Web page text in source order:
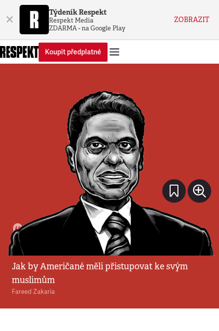
× Týdeník Respekt
Respekt Media
ZDARMA - na Google Play
ZOBRAZIT
Koupit předplatné
Komentář minut
Poučení z Bostonu
Jak by Američané měli přistupovat ke svým
muslimům
Fareed Zakaria